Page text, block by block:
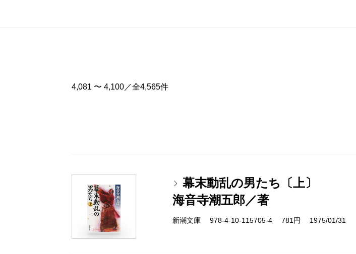
4,081 〜 4,100／全4,565件
幕末動乱の男たち〔上〕
海音寺潮五郎／著
新潮文庫 978-4-10-115705-4 781円 1975/01/31